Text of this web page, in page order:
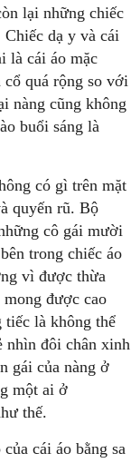
lại những chiếc
Chiếc dạ y và cái
là cái áo mặc
quá rộng so với
nàng cũng không
buổi sáng là
có gì trên mặt
quyến rũ. Bộ
cô gái mười
trong chiếc áo
vì được thừa
được cao
tiếc là không thể
nhìn đôi chân xinh
gái của nàng ở
một ai ở
thế.
cái áo bằng sa